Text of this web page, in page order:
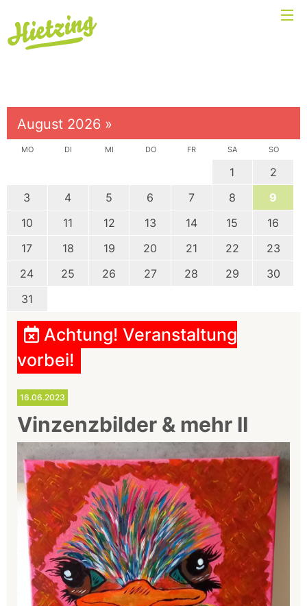
August 2026 »
MO DI MI DO FR SA SO
1
2
3
4 5 6 7 8
9
10
11 12 13 14 15
16
17
18 19 20 21 22
23
24
25 26 27 28 29
30
31
Achtung! Veranstaltung
vorbei!
16.06.2023
Vinzenzbilder & mehr II